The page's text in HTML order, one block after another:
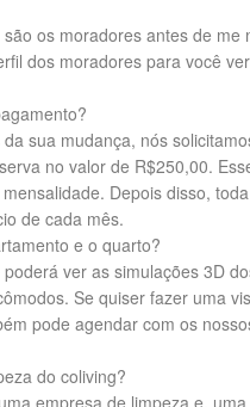
os moradores antes de me
dos moradores para você
sua mudança, nós
no valor de R$250,00.
Depois disso,
de cada mês.
e o quarto?
ver as simulações 3D
Se quiser fazer uma
pode agendar com os
do coliving?
empresa de limpeza e,